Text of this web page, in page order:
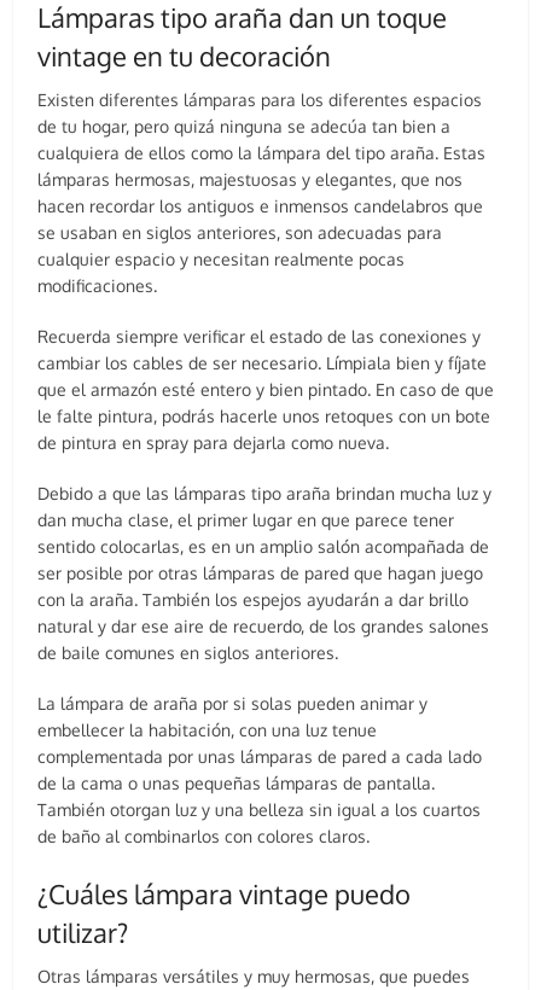
Lámparas tipo araña dan un toque
vintage en tu decoración
Existen diferentes lámparas para los diferentes espacios
de tu hogar, pero quizá ninguna se adecúa tan bien a
cualquiera de ellos como la lámpara del tipo araña. Estas
lámparas hermosas, majestuosas y elegantes, que nos
hacen recordar los antiguos e inmensos candelabros que
se usaban en siglos anteriores, son adecuadas para
cualquier espacio y necesitan realmente pocas
modificaciones.
Recuerda siempre verificar el estado de las conexiones y
cambiar los cables de ser necesario. Límpiala bien y fíjate
que el armazón esté entero y bien pintado. En caso de que
le falte pintura, podrás hacerle unos retoques con un bote
de pintura en spray para dejarla como nueva.
Debido a que las lámparas tipo araña brindan mucha luz y
dan mucha clase, el primer lugar en que parece tener
sentido colocarlas, es en un amplio salón acompañada de
ser posible por otras lámparas de pared que hagan juego
con la araña. También los espejos ayudarán a dar brillo
natural y dar ese aire de recuerdo, de los grandes salones
de baile comunes en siglos anteriores.
La lámpara de araña por si solas pueden animar y
embellecer la habitación, con una luz tenue
complementada por unas lámparas de pared a cada lado
de la cama o unas pequeñas lámparas de pantalla.
También otorgan luz y una belleza sin igual a los cuartos
de baño al combinarlos con colores claros.
¿Cuáles lámpara vintage puedo
utilizar?
Otras lámparas versátiles y muy hermosas, que puedes